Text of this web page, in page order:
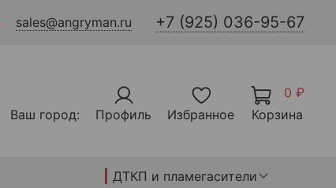
sales@angryman.ru +7 (925) 036-95-67
Ваш город: Профиль Избранное
0 ₽
Корзина
ДТКП и пламегасители